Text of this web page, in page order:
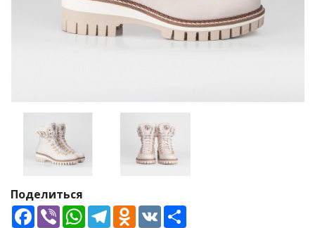
Поделиться
Facebook
ViberWhatsApp
TelegramOdnoklassniki
VK